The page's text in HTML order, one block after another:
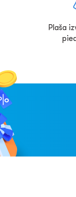
Plaša